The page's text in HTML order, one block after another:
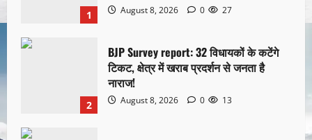
1 August 8, 2026 0 27
2
BJP Survey report: 32 विधायकों के कटेंगे
टिकट, क्षेत्र में खराब प्रदर्शन से जनता है
नाराज!
August 8, 2026 0 13